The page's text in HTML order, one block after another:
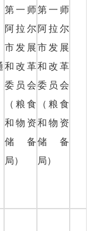
第一师
阿拉尔
市发展
和改革
委员会
（粮食
和物资
储备
局）
第一师
阿拉尔
市发展
和改革
委员会
（粮食
和物资
储备
局）